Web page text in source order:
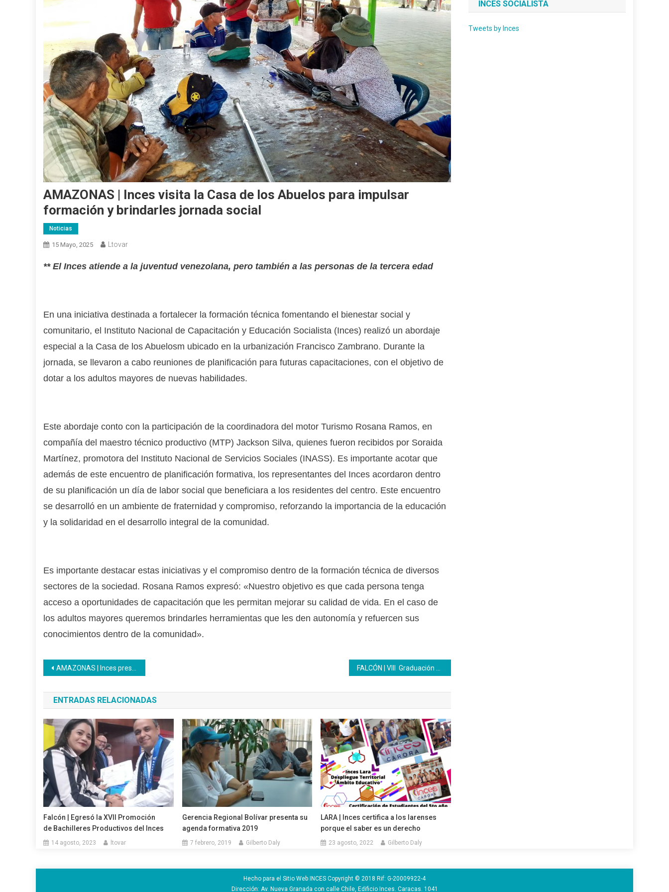
AMAZONAS | Inces visita la Casa de los Abuelos para impulsar
formación y brindarles jornada social
Noticias
15 Mayo, 2025 Ltovar
** El Inces atiende a la juventud venezolana, pero también a las personas de la tercera edad
En una iniciativa destinada a fortalecer la formación técnica fomentando el bienestar social y
comunitario, el Instituto Nacional de Capacitación y Educación Socialista (Inces) realizó un abordaje
especial a la Casa de los Abuelosm ubicado en la urbanización Francisco Zambrano. Durante la
jornada, se llevaron a cabo reuniones de planificación para futuras capacitaciones, con el objetivo de
dotar a los adultos mayores de nuevas habilidades.
Este abordaje conto con la participación de la coordinadora del motor Turismo Rosana Ramos, en
compañía del maestro técnico productivo (MTP) Jackson Silva, quienes fueron recibidos por Soraida
Martínez, promotora del Instituto Nacional de Servicios Sociales (INASS). Es importante acotar que
además de este encuentro de planificación formativa, los representantes del Inces acordaron dentro
de su planificación un día de labor social que beneficiara a los residentes del centro. Este encuentro
se desarrolló en un ambiente de fraternidad y compromiso, reforzando la importancia de la educación
y la solidaridad en el desarrollo integral de la comunidad.
Es importante destacar estas iniciativas y el compromiso dentro de la formación técnica de diversos
sectores de la sociedad. Rosana Ramos expresó: «Nuestro objetivo es que cada persona tenga
acceso a oportunidades de capacitación que les permitan mejorar su calidad de vida. En el caso de
los adultos mayores queremos brindarles herramientas que les den autonomía y refuercen sus
conocimientos dentro de la comunidad».
Navegación
de
entradas
AMAZONAS | Inces presente en la octava graduación de la clase obrera
ENTRADAS RELACIONADAS
Falcón | Egresó la XVII Promoción
de Bachilleres Productivos del Inces
14 agosto, 2023 ltovar
Gerencia Regional Bolívar presenta su
agenda formativa 2019
7 febrero, 2019 Gilberto Daly
LARA | Inces certifica a los larenses
porque el saber es un derecho
23 agosto, 2022 Gilberto Daly
INCES SOCIALISTA
Tweets by Inces
Hecho para el Sitio Web INCES Copyright © 2018 Rif: G-20009922-4
Dirección: Av. Nueva Granada con calle Chile, Edificio Inces. Caracas. 1041